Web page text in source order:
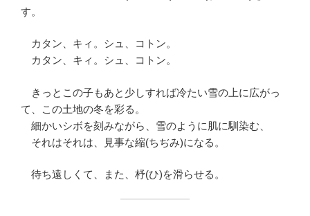
す。
カタン、キィ。シュ、コトン。
カタン、キィ。シュ、コトン。
きっとこの子もあと少しすれば冷たい雪の上に広がっ
て、この土地の冬を彩る。
細かいシボを刻みながら、雪のように肌に馴染む、
それはそれは、見事な縮(ちぢみ)になる。
待ち遠しくて、また、杼(ひ)を滑らせる。